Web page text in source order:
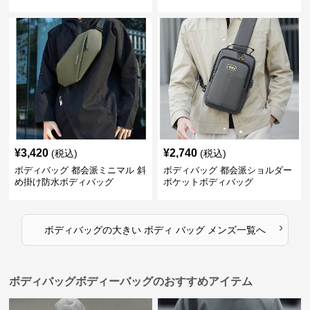
¥3,420 (税込)
ボディバッグ 都会派ミニマル 斜
め掛け防水ボディバッグ
¥2,740 (税込)
ボディバッグ 都会派ショルダー
ポケットボディバッグ
ボディバッグの大きい ボディ バッグ メンズ一覧へ ›
ボディバッグボディーバッグのおすすめアイテム